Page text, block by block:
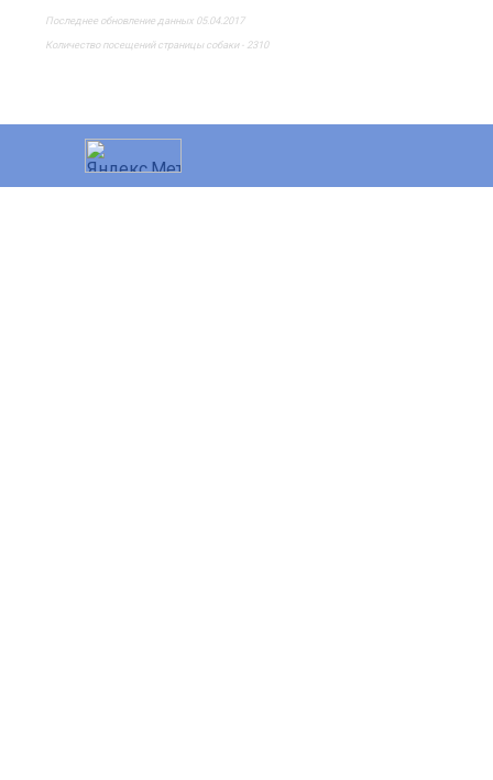
Последнее обновление данных 05.04.2017
Количество посещений страницы собаки - 2310